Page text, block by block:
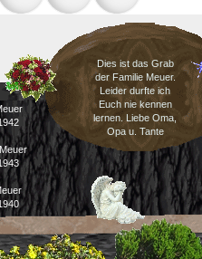
Dies ist das Grab
der Familie Meuer.
Leider durfte ich
Euch nie kennen
lernen. Liebe Oma,
Opa u. Tante